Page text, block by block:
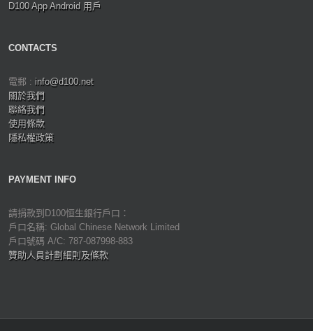
D100 App Android 用戶
CONTACTS
電郵 : info@d100.net
關於我們
聯絡我們
使用條款
隱私權政策
PAYMENT INFO
請捐款到D100恒生銀行戶口：
戶口名稱: Global Chinese Network Limited
戶口號碼 A/C: 787-087998-883
贊助人員計劃細則及條款